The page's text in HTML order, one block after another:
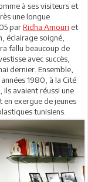
à ses visiteurs et
une longue
parRidha Amouri et
éclairage soigné,
fallu beaucoup de
avec succès,
dernier. Ensemble,
1980, à la Cité
ils avaient réussi une
exergue de jeunes
tunisiens.